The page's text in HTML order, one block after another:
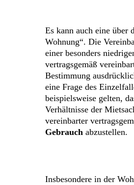
Es kann auch eine über
Wohnung“. Die
einer besonders
vertragsgemäß
Bestimmung
eine Frage des
beispielsweise gelten,
Verhältnisse der
vereinbarter
Gebrauch abzustellen.
Insbesondere in der